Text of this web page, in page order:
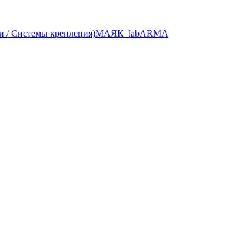
/ Системы крепления)МАЯК_labARMA